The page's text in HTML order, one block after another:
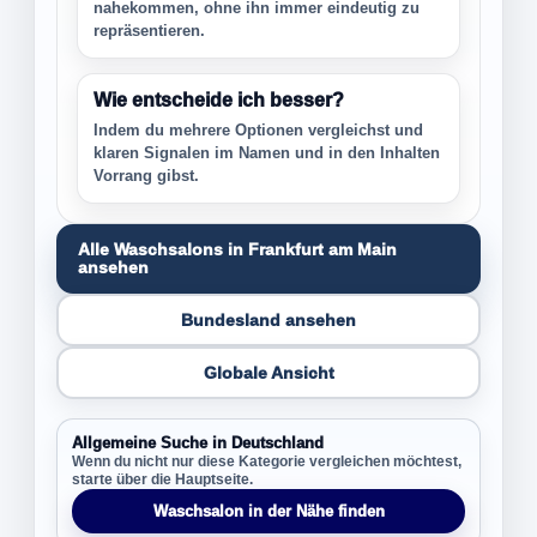
nahekommen, ohne ihn immer eindeutig zu
repräsentieren.
Wie entscheide ich besser?
Indem du mehrere Optionen vergleichst und
klaren Signalen im Namen und in den Inhalten
Vorrang gibst.
Alle Waschsalons in Frankfurt am Main
ansehen
Bundesland ansehen
Globale Ansicht
Allgemeine Suche in Deutschland
Wenn du nicht nur diese Kategorie vergleichen möchtest,
starte über die Hauptseite.
Waschsalon in der Nähe finden